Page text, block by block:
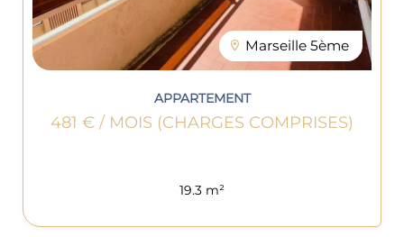
Marseille 5ème
APPARTEMENT
481 € / MOIS (CHARGES COMPRISES)
19.3 m²